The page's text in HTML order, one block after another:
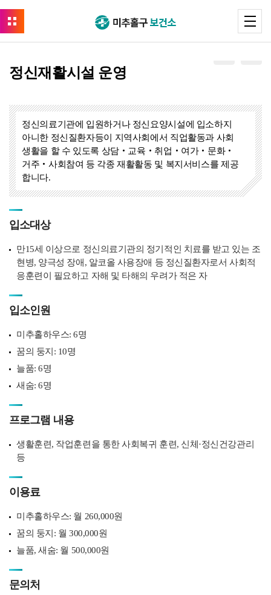
정신재활시설 운영
정신의료기관에 입원하거나 정신요양시설에 입소하지
아니한 정신질환자등이 지역사회에서 직업활동과 사회
생활을 할 수 있도록 상담‧교육‧취업‧여가‧문화‧
거주‧사회참여 등 각종 재활활동 및 복지서비스를 제공
합니다.
입소대상
만15세 이상으로 정신의료기관의 정기적인 치료를 받고 있는 조
현병, 양극성 장애, 알코올 사용장애 등 정신질환자로서 사회적
응훈련이 필요하고 자해 및 타해의 우려가 적은 자
입소인원
미추홀하우스: 6명
꿈의 둥지: 10명
늘품: 6명
새숨: 6명
프로그램 내용
생활훈련, 작업훈련을 통한 사회복귀 훈련, 신체·정신건강관리
등
이용료
미추홀하우스: 월 260,000원
꿈의 둥지: 월 300,000원
늘품, 새숨: 월 500,000원
문의처